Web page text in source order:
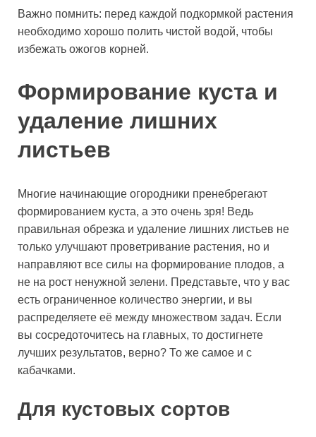
Важно помнить: перед каждой подкормкой растения
необходимо хорошо полить чистой водой, чтобы
избежать ожогов корней.
Формирование куста и
удаление лишних
листьев
Многие начинающие огородники пренебрегают
формированием куста, а это очень зря! Ведь
правильная обрезка и удаление лишних листьев не
только улучшают проветривание растения, но и
направляют все силы на формирование плодов, а
не на рост ненужной зелени. Представьте, что у вас
есть ограниченное количество энергии, и вы
распределяете её между множеством задач. Если
вы сосредоточитесь на главных, то достигнете
лучших результатов, верно? То же самое и с
кабачками.
Для кустовых сортов